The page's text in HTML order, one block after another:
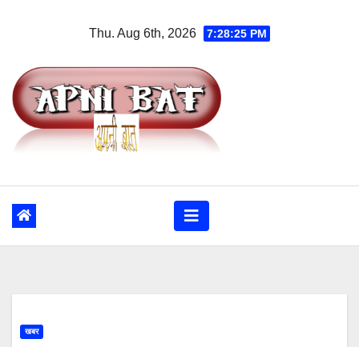
Thu. Aug 6th, 2026 7:28:26 PM
खबर